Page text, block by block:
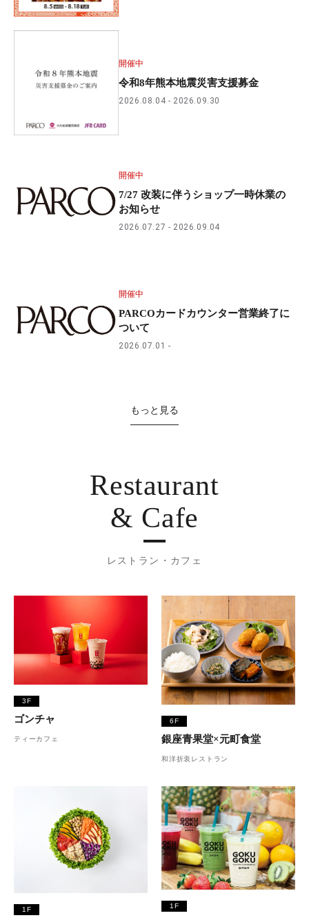
開催中
令和8年熊本地震災害支援募金
2026.08.04 2026.09.30
開催中
7/27 改装に伴うショップ一時休業の
お知らせ
2026.07.27 2026.09.04
開催中
PARCOカードカウンター営業終了に
ついて
2026.07.01
もっと見る
Restaurant
& Cafe
レストラン・カフェ
3F
ゴンチャ
ティーカフェ
6F
銀座青果堂×元町食堂
和洋折衷レストラン
1F 1F